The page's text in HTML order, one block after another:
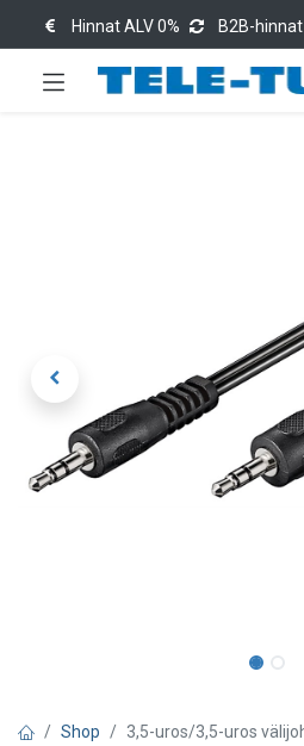
Hinnat ALV 0% B2B-
Shop 3,5-uros/3,5-uros